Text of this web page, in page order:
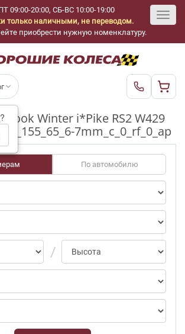
09:00-20:00, СБ-ВС 10:00-19:00
только наличными, не переводом.
приобрести нужную номенклатуру.
Winter i*Pike RS2 W429
7mm_c_0_rf_0_ap
По автомобилю